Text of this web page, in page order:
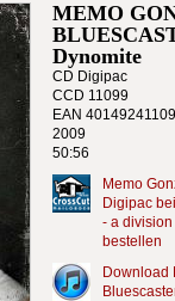
MEMO
Dynomite
CD Digipac
CCD 11099
EAN
2009
50:56
Memo
Digipac
- a
bestellen
Download